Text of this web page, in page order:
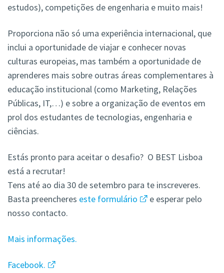
estudos), competições de engenharia e muito mais!
Proporciona não só uma experiência internacional, que
inclui a oportunidade de viajar e conhecer novas
culturas europeias, mas também a oportunidade de
aprenderes mais sobre outras áreas complementares à
educação institucional (como Marketing, Relações
Públicas, IT,…) e sobre a organização de eventos em
prol dos estudantes de tecnologias, engenharia e
ciências.
Estás pronto para aceitar o desafio? O BEST Lisboa
está a recrutar!
Tens até ao dia 30 de setembro para te inscreveres.
Basta preencheres este formulário
e esperar pelo
nosso contacto.
Mais informações.
Facebook.